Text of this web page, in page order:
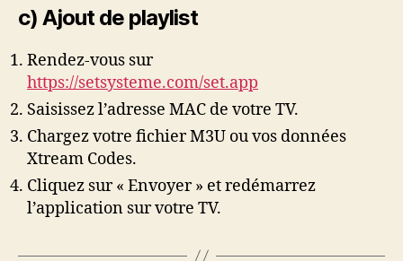
c) Ajout de playlist
Rendez-vous sur
https://setsysteme.com/set.app
Saisissez l’adresse MAC de votre TV.
Chargez votre fichier M3U ou vos données
Xtream Codes.
Cliquez sur « Envoyer » et redémarrez
l’application sur votre TV.